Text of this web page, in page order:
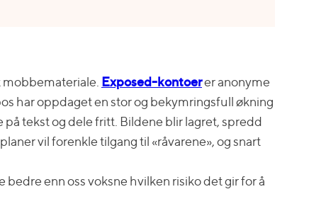
Exposed-kontoerer anonyme
har oppdaget en stor og bekymringsfull økning
på tekst og dele fritt. Bildene blir lagret, spredd
vil forenkle tilgang til «råvarene», og snart
enn oss voksne hvilken risiko det gir for å